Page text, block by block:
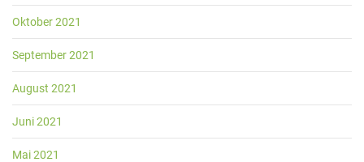
Oktober 2021
September 2021
August 2021
Juni 2021
Mai 2021